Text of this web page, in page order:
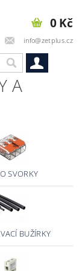
info@zetplus.cz
0 Kč
A
SVORKY
BUŽÍRKY